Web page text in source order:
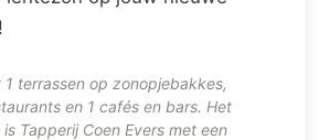
1 terrassen op zonopjebakkes,
en 1 cafés en bars. Het
Tapperij Coen Evers met een